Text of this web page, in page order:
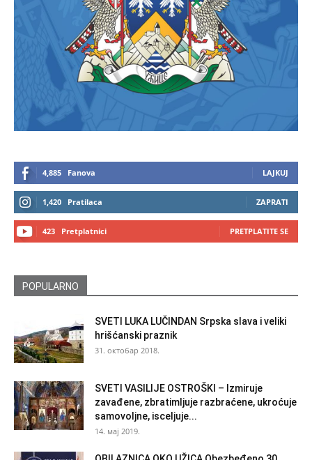
4,885 Fanova LAJKUJ
1,420 Pratilaca ZAPRATI
423 Pretplatnici PRETPLATITE SE
POPULARNO
SVETI LUKA LUČINDAN Srpska slava i veliki
hrišćanski praznik
31. октобар 2018.
SVETI VASILIJE OSTROŠKI – Izmiruje
zavađene, zbratimljuje razbraćene, ukroćuje
samovoljne, isceljuje...
14. мај 2019.